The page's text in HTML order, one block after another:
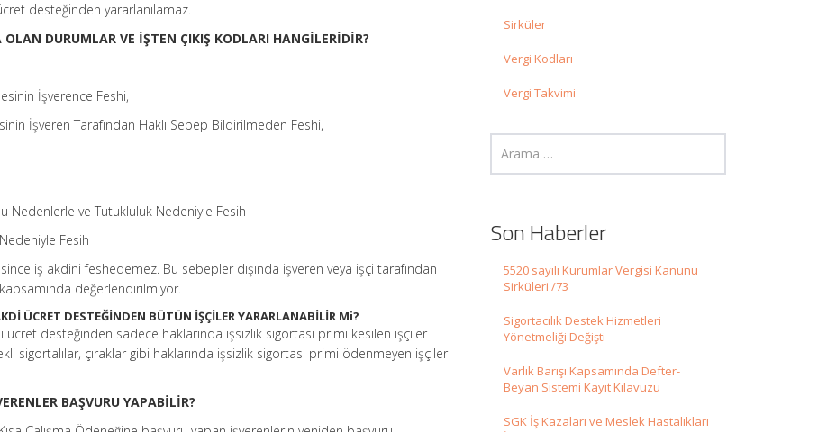
desteğinden yararlanılamaz.
DURUMLAR VE İŞTEN ÇIKIŞ KODLARI HANGİLERİDİR?
İşverence Feshi,
İşveren Tarafından Haklı Sebep Bildirilmeden Feshi,
Nedenlerle ve Tutukluluk Nedeniyle Fesih
Fesih
iş akdini feshedemez. Bu sebepler dışında işveren veya işçi tarafından
değerlendirilmiyor.
ÜCRET DESTEĞİNDEN BÜTÜN İŞÇİLER YARARLANABİLİR Mi?
ücret desteğinden sadece haklarında işsizlik sigortası primi kesilen işçiler
sigortalılar, çıraklar gibi haklarında işsizlik sigortası primi ödenmeyen işçiler
BAŞVURU YAPABİLİR?
Sirküler
Vergi Kodları
Vergi Takvimi
Son Haberler
5520 sayılı Kurumlar Vergisi Kanunu
Sirküleri /73
Sigortacılık Destek Hizmetleri
Yönetmeliği Değişti
Varlık Barışı Kapsamında Defter-
Beyan Sistemi Kayıt Kılavuzu
SGK İş Kazaları ve Meslek Hastalıkları